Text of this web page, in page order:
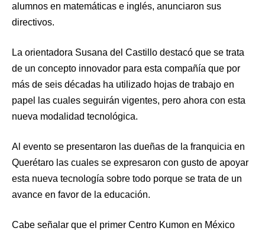
alumnos en matemáticas e inglés, anunciaron sus
directivos.
La orientadora Susana del Castillo destacó que se trata
de un concepto innovador para esta compañía que por
más de seis décadas ha utilizado hojas de trabajo en
papel las cuales seguirán vigentes, pero ahora con esta
nueva modalidad tecnológica.
Al evento se presentaron las dueñas de la franquicia en
Querétaro las cuales se expresaron con gusto de apoyar
esta nueva tecnología sobre todo porque se trata de un
avance en favor de la educación.
Cabe señalar que el primer Centro Kumon en México